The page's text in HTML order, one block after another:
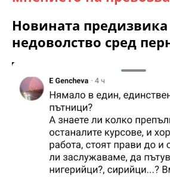
Новината
недоволство сред